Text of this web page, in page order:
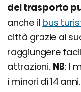
del trasporto
anche il bus
città grazie ai
raggiungere
attrazioni. NB: I
i minori di 14 anni.